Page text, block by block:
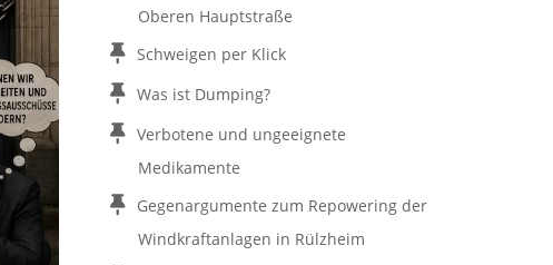
Oberen Hauptstraße
Schweigen per Klick
Was ist Dumping?
Verbotene und ungeeignete
Medikamente
Gegenargumente zum Repowering der
Windkraftanlagen in Rülzheim